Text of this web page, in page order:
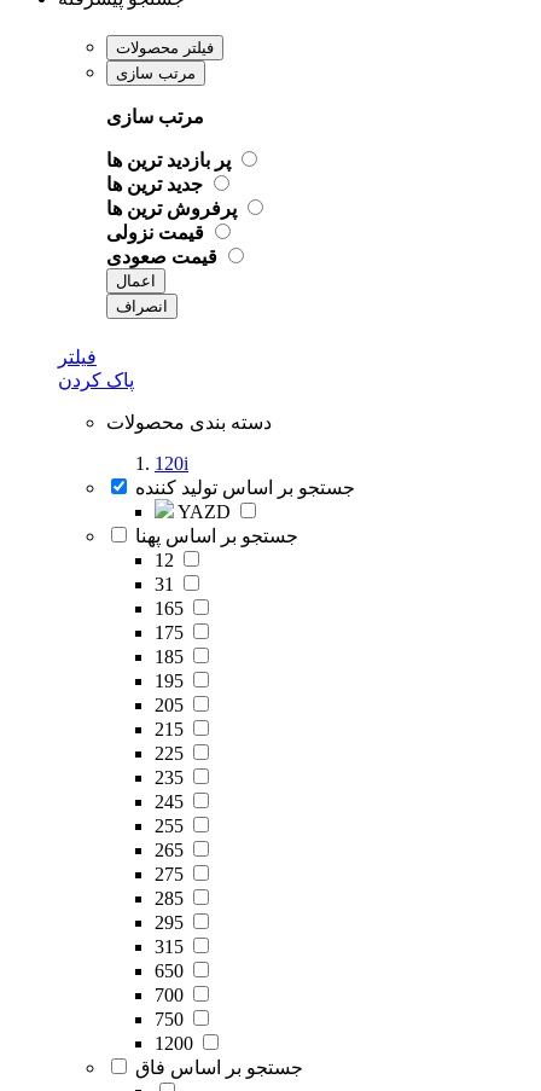
فیلتر محصولات
مرتب سازی
مرتب سازی
پر بازدید ترین ها
جدید ترین ها
پرفروش ترین ها
قیمت نزولی
قیمت صعودی
اعمال
انصراف
فیلتر
پاک کردن
دسته بندی محصولات
120i
جستجو بر اساس تولید کننده
YAZD
جستجو بر اساس پهنا
12
31
165
175
185
195
205
215
225
235
245
255
265
275
285
295
315
650
700
750
1200
جستجو بر اساس فاق